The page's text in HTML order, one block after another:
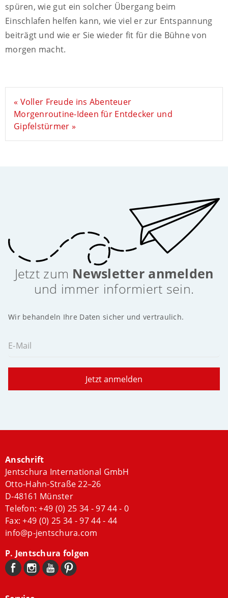
spüren, wie gut ein solcher Übergang beim
Einschlafen helfen kann, wie viel er zur Entspannung
beiträgt und wie er Sie wieder fit für die Bühne von
morgen macht.
« Voller Freude ins Abenteuer
Morgenroutine-Ideen für Entdecker und
Gipfelstürmer »
Jetzt zum Newsletter anmelden
und immer informiert sein.
Wir behandeln Ihre Daten sicher und vertraulich.
E-Mail
Jetzt anmelden
Anschrift
Jentschura International GmbH
Otto-Hahn-Straße 22–26
D-48161 Münster
Telefon:+49 (0) 25 34 - 97 44 - 0
Fax: +49 (0) 25 34 - 97 44 - 44
info@p-jentschura.com
P. Jentschura folgen